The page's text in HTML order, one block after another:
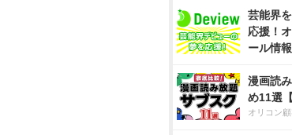
芸能界
応援！
ール情
漫画読
め11選
オリコン